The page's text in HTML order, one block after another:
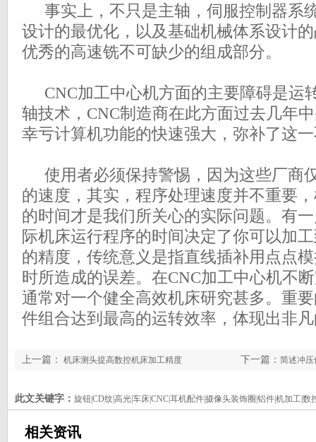
事实上，不只是主轴，伺服控制器系
设计的最优化，以及基础机械体系设计
优秀的高速铣不可缺少的组成部分。
CNC加工中心机方面的主要障碍是运
轴技术，CNC制造商在此方面过去几年
幸亏计算机功能的快速强大，弥补了这
使用者必须保持警惕，因为这些厂商
的速度，其实，程序处理速度并不重要
的时间才是我们所关心的实际问题。有
际机床运行程序的时间决定了你可以加
的精度，传统意义是指直线插补用点点
时所造成的误差。在CNC加工中心机不
通常对一个健全高效机床研究甚多。重
件组合达到最高的运转效率，体现出非
下一篇： 简述冲压
上一篇： 机床测头提高数控机床加工精度
此文关键字： 旋钮|CD纹|高光|车床|CNC|耳机配件|摄像头装饰圈|铝件|机加工|数
相关资讯